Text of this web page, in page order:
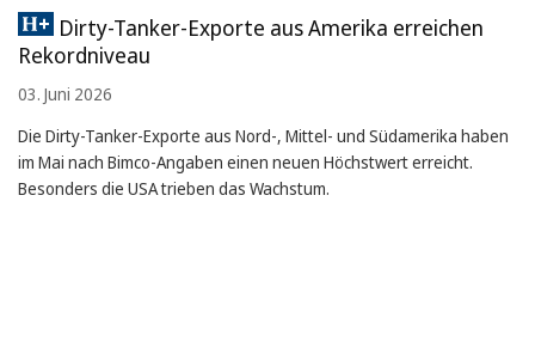
Dirty-Tanker-Exporte aus Amerika erreichen
Rekordniveau
03. Juni 2026
Die Dirty-Tanker-Exporte aus Nord-, Mittel- und Südamerika haben
im Mai nach Bimco-Angaben einen neuen Höchstwert erreicht.
Besonders die USA trieben das Wachstum.